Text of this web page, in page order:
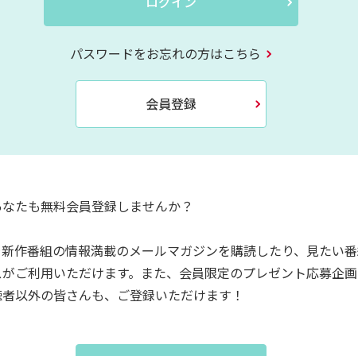
パスワードをお忘れの方はこちら
会員登録
たも無料会員登録しませんか？
作番組の情報満載のメールマガジンを購読したり、見たい
ご利用いただけます。また、会員限定のプレゼント応募企
以外の皆さんも、ご登録いただけます！